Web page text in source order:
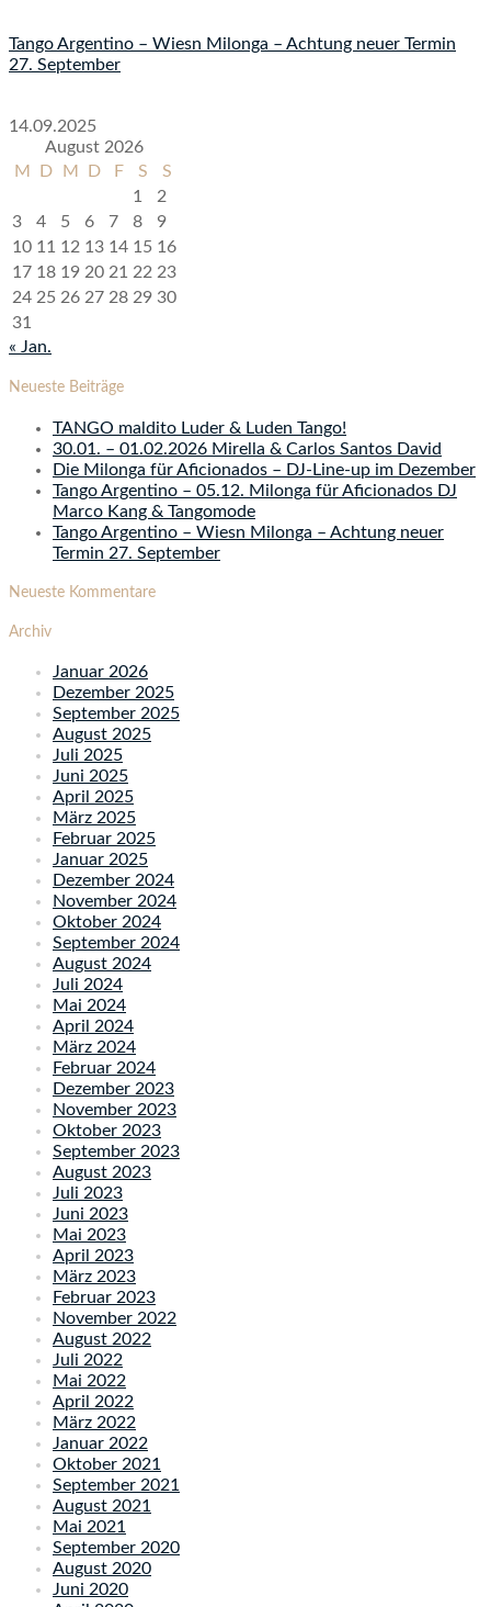
Tango Argentino – Wiesn Milonga – Achtung neuer Termin
27. September
14.09.2025
August 2026
M
D M D F S
S
1
2
3
4 5 6 7 8
9
10 11 12 13 14 15 16
17 18 19 20 21 22 23
24 25 26 27 28 29 30
31
« Jan.
Neueste Beiträge
TANGO maldito Luder & Luden Tango!
30.01. – 01.02.2026 Mirella & Carlos Santos David
Die Milonga für Aficionados – DJ-Line-up im Dezember
Tango Argentino – 05.12. Milonga für Aficionados DJ
Marco Kang & Tangomode
Tango Argentino – Wiesn Milonga – Achtung neuer
Termin 27. September
Neueste Kommentare
Archiv
Januar 2026
Dezember 2025
September 2025
August 2025
Juli 2025
Juni 2025
April 2025
März 2025
Februar 2025
Januar 2025
Dezember 2024
November 2024
Oktober 2024
September 2024
August 2024
Juli 2024
Mai 2024
April 2024
März 2024
Februar 2024
Dezember 2023
November 2023
Oktober 2023
September 2023
August 2023
Juli 2023
Juni 2023
Mai 2023
April 2023
März 2023
Februar 2023
November 2022
August 2022
Juli 2022
Mai 2022
April 2022
März 2022
Januar 2022
Oktober 2021
September 2021
August 2021
Mai 2021
September 2020
August 2020
Juni 2020